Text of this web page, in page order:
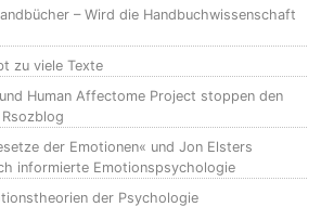
– Wird die Handbuchwissenschaft
zu viele Texte
Human Affectome Project stoppen den
der Emotionen« und Jon Elsters
informierte Emotionspsychologie
der Psychologie